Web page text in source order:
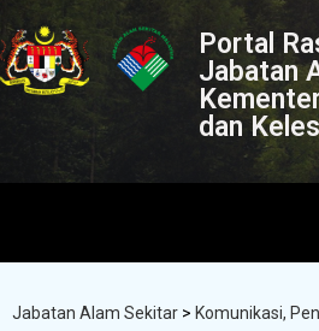
Portal
Jabatan
dan
Jabatan Alam Sekitar > Komunikasi,